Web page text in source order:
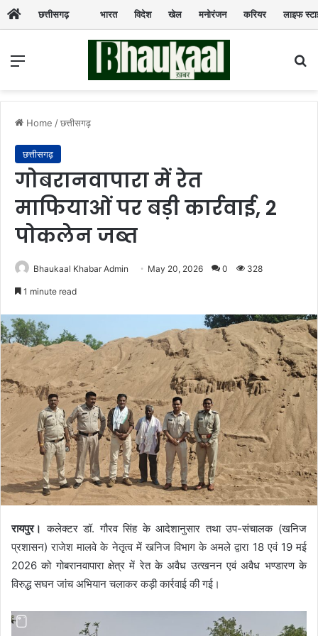
छत्तीसगढ़ भारत विदेश खेल मनोरंजन करियर लाइफ
Menu
Home /छत्तीसगढ़
छत्तीसगढ़
गोबरानवापारा में रेत
माफियाओं पर बड़ी कार्रवाई, 2
पोकलेन जब्त
Bhaukaal Khabar Admin May 20, 2026 0 328
1 minute read
रायपुर। कलेक्टर डॉ. गौरव सिंह के आदेशानुसार तथा उप-संचालक (खनिज
प्रशासन) राजेश मालवे के नेतृत्व में खनिज विभाग के अमले द्वारा 18 एवं 19 मई
2026 को गोबरानवापारा क्षेत्र में रेत के अवैध उत्खनन एवं अवैध भण्डारण के
विरुद्ध सघन जांच अभियान चलाकर कड़ी कार्रवाई की गई।